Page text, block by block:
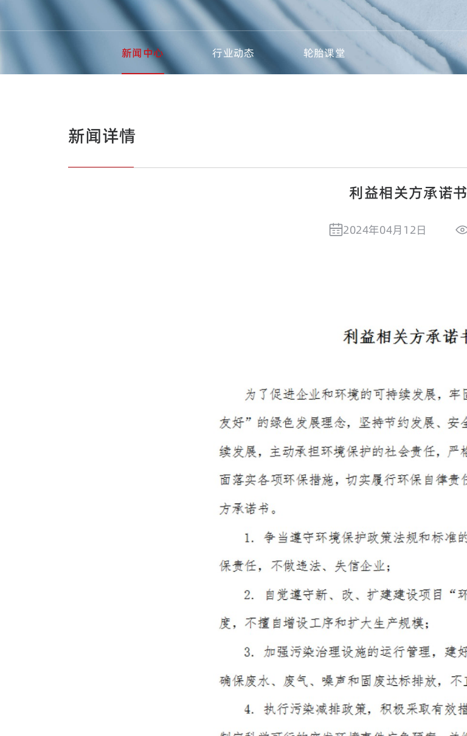
新闻中心 行业动态 轮胎课堂
新闻详情
利益相关方承诺书
2024年04月12日